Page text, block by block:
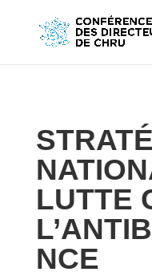
LUTTE
NCE